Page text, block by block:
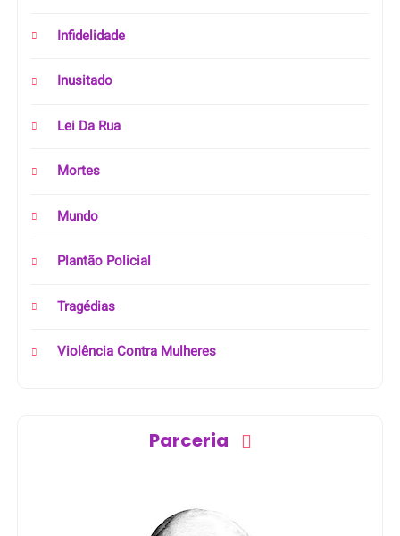
Infidelidade
Inusitado
Lei Da Rua
Mortes
Mundo
Plantão Policial
Tragédias
Violência Contra Mulheres
Parceria